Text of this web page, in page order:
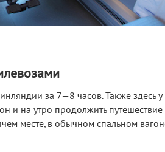
за 7—8 часов. Также здесь у
и на утро продолжить
месте, в обычном спальном